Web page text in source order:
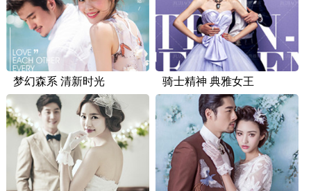
梦幻森系 清新时光 骑士精神 典雅女王